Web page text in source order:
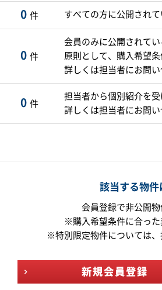
0 件 すべての方に公開されて
0 件
会員のみに公開されてい
原則として、購入希望
詳しくは担当者にお問い
0 件
担当者から個別紹介を
詳しくは担当者にお問い
該当する物件
会員登録で非公開物
※購入希望条件に合った
※特別限定物件については、
新規会員登録